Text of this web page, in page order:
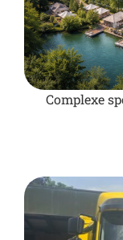
Complexe